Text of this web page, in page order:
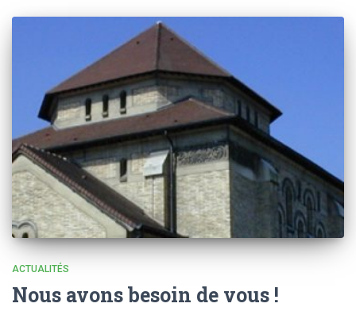
ACTUALITÉS
Nous avons besoin de vous !